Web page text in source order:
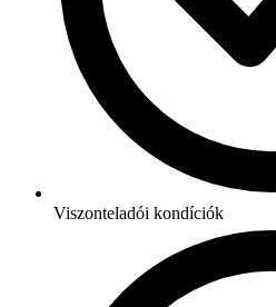
Viszonteladói kondíciók